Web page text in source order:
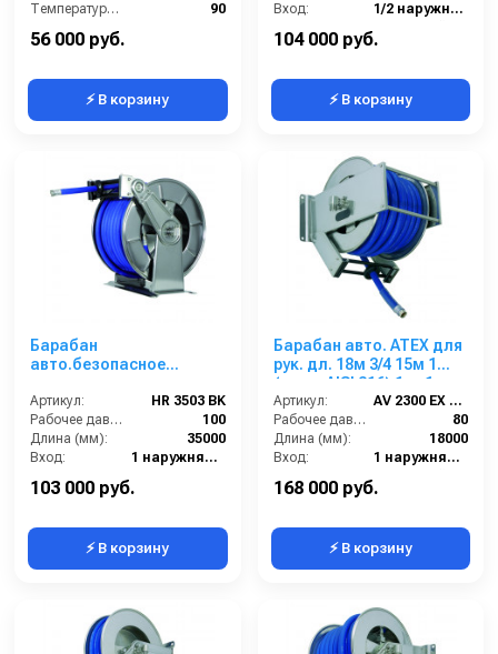
Температура (°C):
90
Рабочее давление (бар):
56 000 руб.
⚡ В корзину
Вход:
1/2 наружняя резьба
104 000 руб.
⚡ В корзину
Барабан
авто.безопасное
35м 3/4 25м 1 (нерж.) 1ш
3/4г 100 бар
Артикул:
HR 3503 BK
Рабочее давление (бар):
100
Длина (мм):
35000
Вход:
1 наружняя резьба
103 000 руб.
⚡ В корзину
Барабан авто. ATEX для
рук. дл. 18м 3/4 15м 1
(нерж. AISI 316) 1ш. 1ш.
80 бар
Артикул:
AV 2300 EX 316
Рабочее давление (бар):
80
Длина (мм):
18000
Вход:
1 наружняя резьба
168 000 руб.
⚡ В корзину